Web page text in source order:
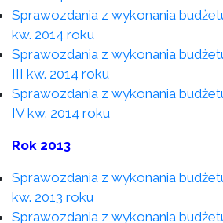
Sprawozdania z wykonania
kw. 2014 roku
Sprawozdania z wykonania
III kw. 2014 roku
Sprawozdania z wykonania
IV kw. 2014 roku
Rok 2013
Sprawozdania z wykonania
kw. 2013 roku
Sprawozdania z wykonania